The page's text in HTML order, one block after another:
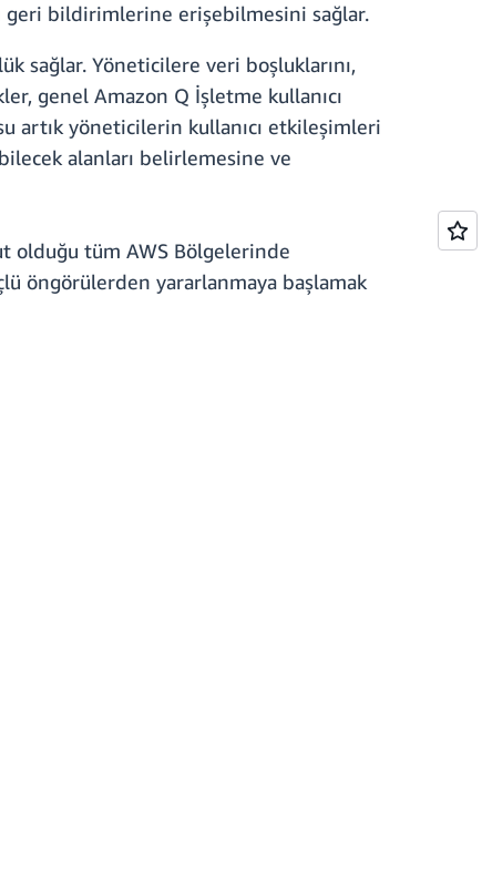
geri bildirimlerine erişebilmesini sağlar.
sağlar. Yöneticilere veri boşluklarını,
genel Amazon Q İşletme kullanıcı
artık yöneticilerin kullanıcı etkileşimleri
alanları belirlemesine ve
olduğu tüm AWS Bölgelerinde
öngörülerden yararlanmaya başlamak